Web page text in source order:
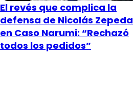
El revés que complica la
defensa de Nicolás Zepeda
en Caso Narumi: “Rechazó
todos los pedidos”